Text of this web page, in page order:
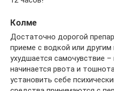
Колме
Достаточно дорогой
приеме с водкой или
ухудшается самочувствие
начинается рвота и
установить себе